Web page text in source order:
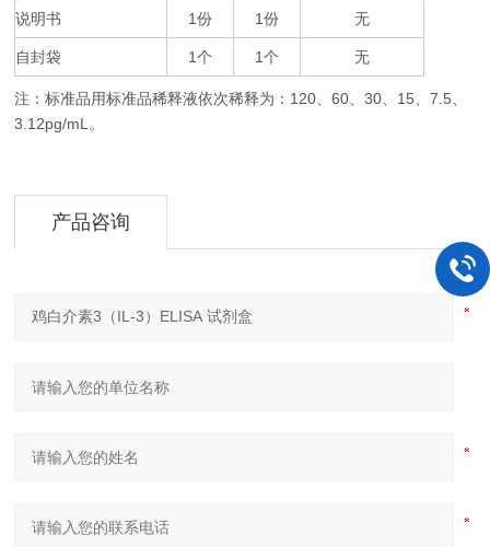
说明书 1份 1份 无
自封袋 1个 1个 无
注：标准品用标准品稀释液依次稀释为： 120、60、30、 15、7.5、
3.12pg/mL 。
产品咨询